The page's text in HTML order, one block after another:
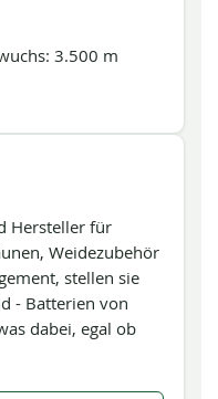
3.500 m
Hersteller für
Weidezubehör
stellen sie
- Batterien von
dabei, egal ob